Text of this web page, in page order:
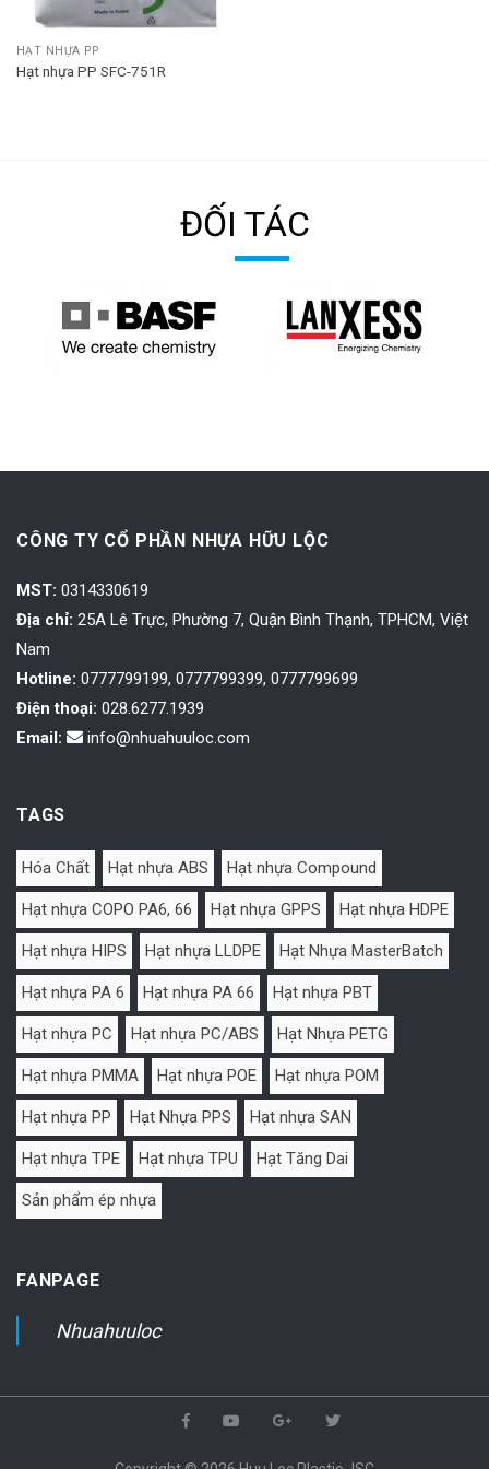
HẠT NHỰA PP
Hạt nhựa PP SFC-751R
ĐỐI TÁC
CÔNG TY CỔ PHẦN NHỰA HỮU LỘC
MST: 0314330619
Địa chỉ: 25A Lê Trực, Phường 7, Quận Bình Thạnh, TPHCM, Việt
Nam
Hotline: 0777799199, 0777799399, 0777799699
Điện thoại: 028.6277.1939
Email:
info@nhuahuuloc.com
TAGS
Hóa Chất Hạt nhựa ABS Hạt nhựa Compound
Hạt nhựa COPO PA6, 66 Hạt nhựa GPPS Hạt nhựa HDPE
Hạt nhựa HIPS Hạt nhựa LLDPE Hạt Nhựa MasterBatch
Hạt nhựa PA 6 Hạt nhựa PA 66 Hạt nhựa PBT
Hạt nhựa PC Hạt nhựa PC/ABS Hạt Nhựa PETG
Hạt nhựa PMMA Hạt nhựa POE Hạt nhựa POM
Hạt nhựa PP Hạt Nhựa PPS Hạt nhựa SAN
Hạt nhựa TPE Hạt nhựa TPU Hạt Tăng Dai
Sản phẩm ép nhựa
FANPAGE
Nhuahuuloc